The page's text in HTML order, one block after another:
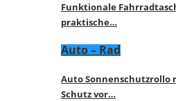
Funktionale
praktische…
Auto – Rad
Auto
Schutz vor…